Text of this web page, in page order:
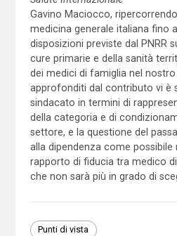
Gavino Maciocco,
medicina generale italiana fino
disposizioni previste dal PNRR
cure primarie e della sanità
dei medici di famiglia nel
approfonditi dal contributo vi è
sindacato in termini di
della categoria e di
settore, e la questione del
alla dipendenza come possibile
rapporto di fiducia tra medico
che non sarà più in grado di
Punti di vista